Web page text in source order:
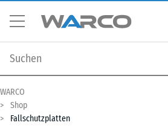
WARCO
Shop
Fallschutzplatten